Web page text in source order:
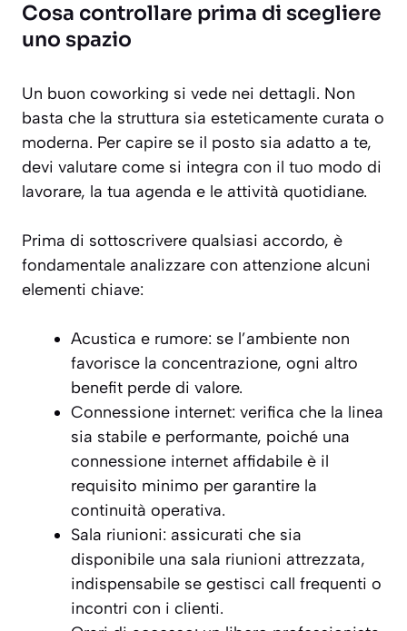
Cosa controllare prima di scegliere
uno spazio
Un buon coworking si vede nei dettagli. Non
basta che la struttura sia esteticamente curata o
moderna. Per capire se il posto sia adatto a te,
devi valutare come si integra con il tuo modo di
lavorare, la tua agenda e le attività quotidiane.
Prima di sottoscrivere qualsiasi accordo, è
fondamentale analizzare con attenzione alcuni
elementi chiave:
Acustica e rumore: se l’ambiente non
favorisce la concentrazione, ogni altro
benefit perde di valore.
Connessione internet: verifica che la linea
sia stabile e performante, poiché una
connessione internet affidabile è il
requisito minimo per garantire la
continuità operativa.
Sala riunioni: assicurati che sia
disponibile una sala riunioni attrezzata,
indispensabile se gestisci call frequenti o
incontri con i clienti.